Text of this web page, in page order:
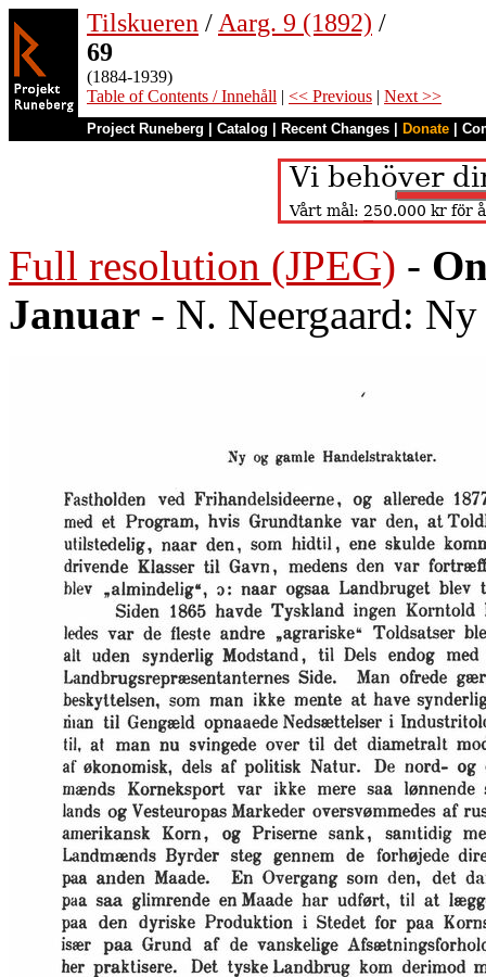
Tilskueren / Aarg. 9 (1892) /
69
(1884-1939)
Table of Contents / Innehåll | << Previous | Next >>
Project Runeberg Catalog Recent Changes Donate
Full resolution (JPEG) -
Januar - N. Neergaard: